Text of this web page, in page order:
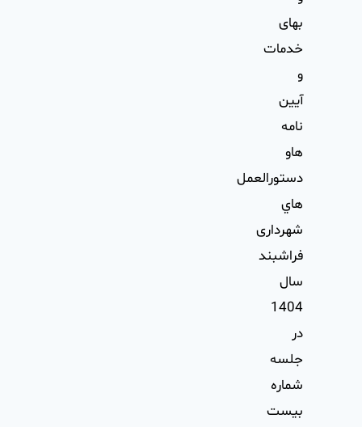
بهای
خدمات
و
آيين
نامه
هاو
دستورالعمل
هاي
شهرداری
فراشبند
سال
1404
در
جلسه
شماره
بيست